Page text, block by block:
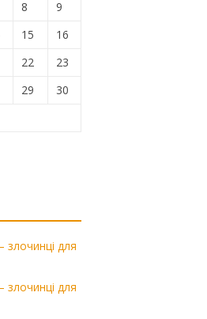
8
9
15
16
22
23
29
30
для
для